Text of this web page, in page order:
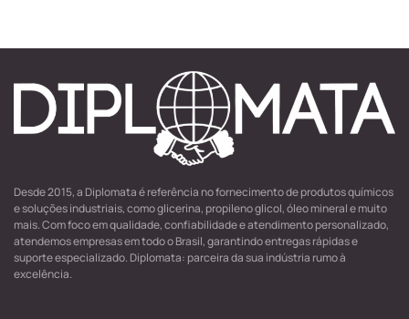
Desde 2015, a Diplomata é referência no fornecimento de produtos químicos
e soluções industriais, como glicerina, propileno glicol, óleo mineral e muito
mais. Com foco em qualidade, confiabilidade e atendimento personalizado,
atendemos empresas em todo o Brasil, garantindo entregas rápidas e
suporte especializado. Diplomata: parceira da sua indústria rumo à
excelência.